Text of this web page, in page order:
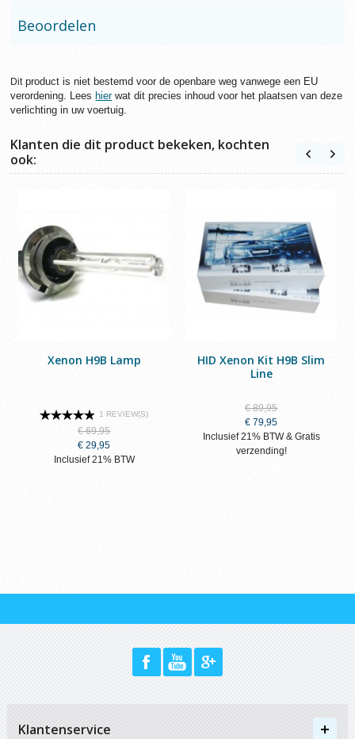
Beoordelen
Ditproduct is niet bestemd voor de openbare weg vanwege een EU
verordening. Lees hier wat dit precies inhoud voor het plaatsen van deze
verlichting in uw voertuig.
Klanten die dit product bekeken, kochten
ook:
Xenon H9B Lamp
1 REVIEW(S)
€ 69,95
€ 29,95
Inclusief 21% BTW
HID Xenon Kit H9B Slim
Line
€ 89,95
€ 79,95
Inclusief 21% BTW & Gratis
verzending!
Klantenservice